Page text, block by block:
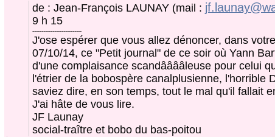
de : Jean-François LAUNAY (mail :
9 h 15
---------------------------
J'ose espérer que vous allez dénoncer, dans
07/10/14, ce "Petit journal" de ce soir où Yann
d'une complaisance scandââââleuse pour celui
l'étrier de la bobospère canalplusienne, l'horrible
saviez dire, en son temps, tout le mal qu'il fallait
J'ai hâte de vous lire.
JF Launay
social-traître et bobo du bas-poitou